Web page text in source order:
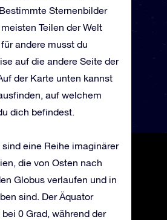
Sternenbilder
Teilen der Welt
andere musst du
auf die andere Seite der
der Karte unten kannst
auf welchem
dich befindest.
eine Reihe imaginärer
die von Osten nach
Globus verlaufen und in
sind. Der Äquator
0 Grad, während der